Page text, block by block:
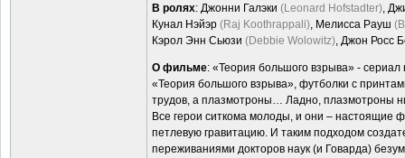
В ролях: Джонни Галэки (Leonard Hofstadter),
Кунал Нэйэр (Raj Koothrappali), Мелисса Рауш
Кэрол Энн Сьюзи (Debbie Wolowitz), Джон Росс
О фильме: «Теория большого взрыва» -
«Теория большого взрыва», футболки с
трудов, а плазмотроны… Ладно, плазмотроны
Все герои ситкома молоды, и они – настоящие
петлевую гравитацию. И таким подходом
переживаниями докторов наук (и Говарда)